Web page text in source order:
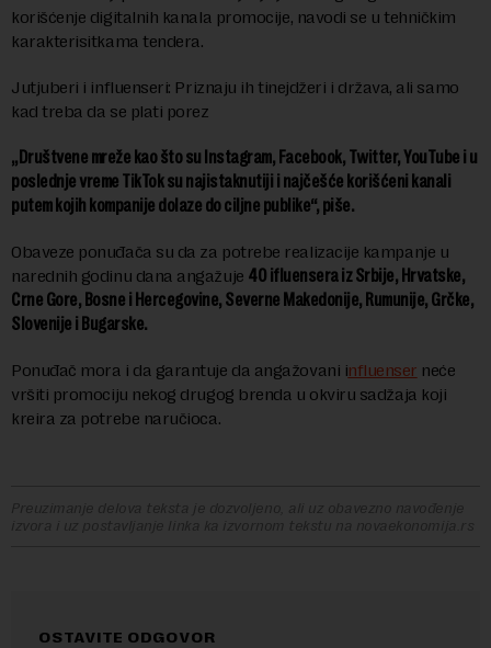
korišćenje digitalnih kanala promocije, navodi se u tehničkim
karakterisitkama tendera.
Jutjuberi i influenseri: Priznaju ih tinejdžeri i država, ali samo
kad treba da se plati porez
„Društvene mreže kao što su Instagram, Facebook, Twitter, YouTube i u
poslednje vreme TikTok su najistaknutiji i najčešće korišćeni kanali
putem kojih kompanije dolaze do ciljne publike“, piše.
Obaveze ponuđača su da za potrebe realizacije kampanje u
narednih godinu dana angažuje 40 ifluensera iz Srbije, Hrvatske,
Crne Gore, Bosne i Hercegovine, Severne Makedonije, Rumunije, Grčke,
Slovenije i Bugarske.
Ponuđač mora i da garantuje da angažovani influenser neće
vršiti promociju nekog drugog brenda u okviru sadžaja koji
kreira za potrebe naručioca.
Preuzimanje delova teksta je dozvoljeno, ali uz obavezno navođenje
izvora i uz postavljanje linka ka izvornom tekstu na novaekonomija.rs
OSTAVITE ODGOVOR